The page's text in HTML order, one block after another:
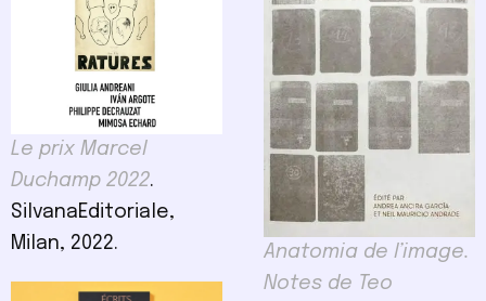
Le prix Marcel
Duchamp 2022.
SilvanaEditoriale,
Milan, 2022.
Anatomia de l’image.
Notes de Teo